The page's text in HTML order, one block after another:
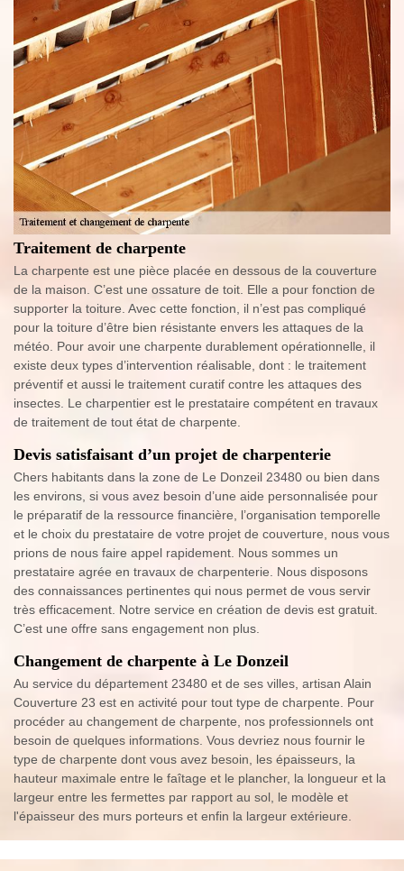
Traitement de charpente
La charpente est une pièce placée en dessous de la couverture
de la maison. C’est une ossature de toit. Elle a pour fonction de
supporter la toiture. Avec cette fonction, il n’est pas compliqué
pour la toiture d’être bien résistante envers les attaques de la
météo. Pour avoir une charpente durablement opérationnelle, il
existe deux types d’intervention réalisable, dont : le traitement
préventif et aussi le traitement curatif contre les attaques des
insectes. Le charpentier est le prestataire compétent en travaux
de traitement de tout état de charpente.
Devis satisfaisant d’un projet de charpenterie
Chers habitants dans la zone de Le Donzeil 23480 ou bien dans
les environs, si vous avez besoin d’une aide personnalisée pour
le préparatif de la ressource financière, l’organisation temporelle
et le choix du prestataire de votre projet de couverture, nous vous
prions de nous faire appel rapidement. Nous sommes un
prestataire agrée en travaux de charpenterie. Nous disposons
des connaissances pertinentes qui nous permet de vous servir
très efficacement. Notre service en création de devis est gratuit.
C’est une offre sans engagement non plus.
Changement de charpente à Le Donzeil
Au service du département 23480 et de ses villes, artisan Alain
Couverture 23 est en activité pour tout type de charpente. Pour
procéder au changement de charpente, nos professionnels ont
besoin de quelques informations. Vous devriez nous fournir le
type de charpente dont vous avez besoin, les épaisseurs, la
hauteur maximale entre le faîtage et le plancher, la longueur et la
largeur entre les fermettes par rapport au sol, le modèle et
l'épaisseur des murs porteurs et enfin la largeur extérieure.